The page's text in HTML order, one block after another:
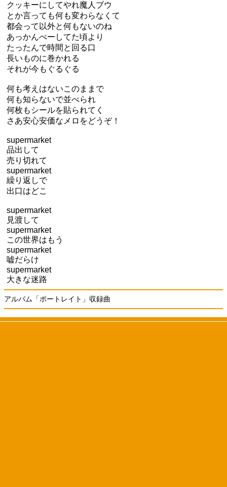
クッキーにしてやれ魔人ブウ
とか言っても何も変わらなくて
都会って以外と何もないのね
あっかんべーしてた頃より
たったんで時間と回る口
長いものに巻かれる
それが今もぐるぐる
何も考えはないこのままで
何も知らないで並べられ
何枚もシールを貼られてく
さあ安心安価なメロをどうぞ！
supermarket
品出して
売り切れて
supermarket
繰り返しで
出口はどこ
supermarket
見渡して
supermarket
この世界はもう
supermarket
嘘だらけ
supermarket
大きな迷路
アルバム「ポートレイト」収録曲